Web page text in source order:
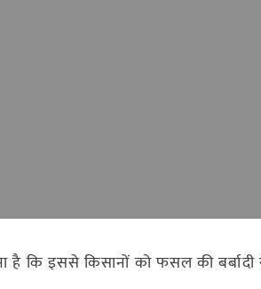
कि इससे किसानों को फसल की बर्बादी